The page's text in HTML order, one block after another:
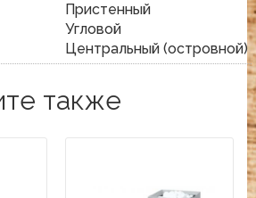
Пристенный
Угловой
Центральный (островной)
также